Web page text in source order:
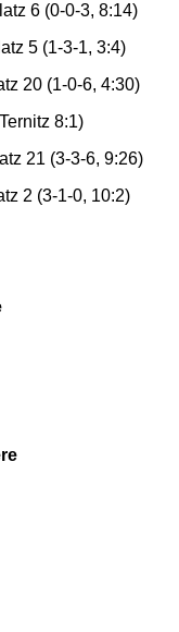
6 (0-0-3, 8:14)
5 (1-3-1, 3:4)
20 (1-0-6, 4:30)
8:1)
21 (3-3-6, 9:26)
2 (3-1-0, 10:2)